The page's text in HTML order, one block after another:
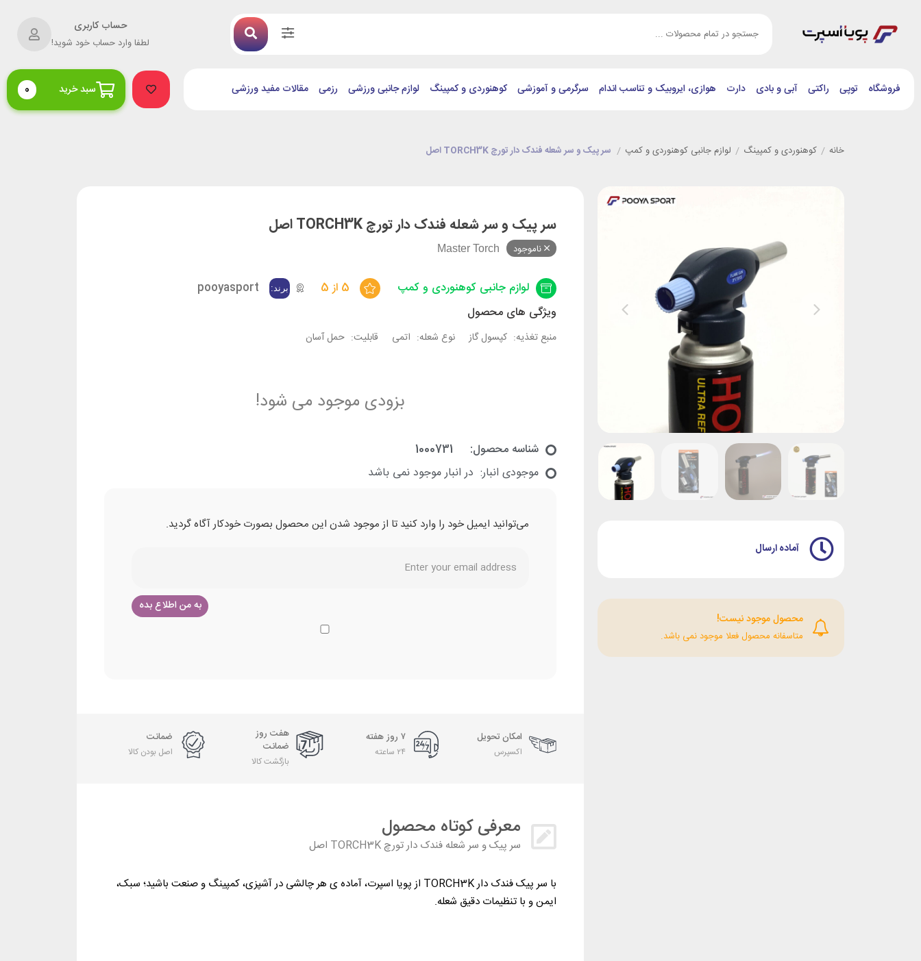
حساب کاربری
لطفا وارد حساب خود شوید!
فروشگاه توپی راکتی آبی و بادی دارت هوازی، ایروبیک و تناسب اندام سرگرمی و آموزشی کوهنوردی و کمپینگ لوازم جانبی ورزشی رزمی مقالات مفید ورزشی سبد خرید 0
خانه / کوهنوردی و کمپینگ / لوازم جانبی کوهنوردی و کمپ / سر پیک و سر شعله فندک دار تورچ TORCH3K اصل
آماده ارسال
محصول موجود نیست!
متاسفانه محصول فعلا موجود نمی باشد.
سر پیک و سر شعله فندک دار تورچ TORCH3K اصل
ناموجود Master Torch
لوازم جانبی کوهنوردی و کمپ 5 از 5
pooyasport
ویژگی های محصول
منبع تغذیه: کپسول گاز نوع شعله: اتمی قابلیت: حمل آسان
بزودی موجود می شود!
شناسه محصول:
1000731
موجودی انبار: در انبار موجود نمی باشد
می‌توانید ایمیل خود را وارد کنید تا از موجود شدن این محصول بصورت خودکار آگاه گردید.
امکان تحویل
اکسپرس
۷ روز هفته
۲۴ ساعته
هفت روز
ضمانت
بازگشت کالا
ضمانت
اصل بودن کالا
معرفی کوتاه محصول
سر پیک و سر شعله فندک دار تورچ TORCH3K اصل
با سر پیک فندک‌ دار TORCH3K از پویا اسپرت، آماده‌ ی هر چالشی در آشپزی، کمپینگ و صنعت باشید؛ سبک،
ایمن و با تنظیمات دقیق شعله.